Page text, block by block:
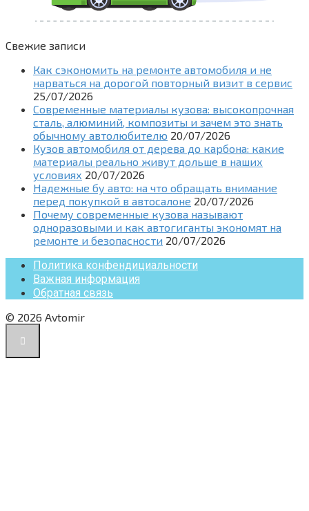
Свежие записи
Как сэкономить на ремонте автомобиля и не
нарваться на дорогой повторный визит в сервис
25/07/2026
Современные материалы кузова: высокопрочная
сталь, алюминий, композиты и зачем это знать
обычному автолюбителю 20/07/2026
Кузов автомобиля от дерева до карбона: какие
материалы реально живут дольше в наших
условиях 20/07/2026
Надежные бу авто: на что обращать внимание
перед покупкой в автосалоне 20/07/2026
Почему современные кузова называют
одноразовыми и как автогиганты экономят на
ремонте и безопасности 20/07/2026
Политика конфендициальности
Важная информация
Обратная связь
© 2026 Avtomir